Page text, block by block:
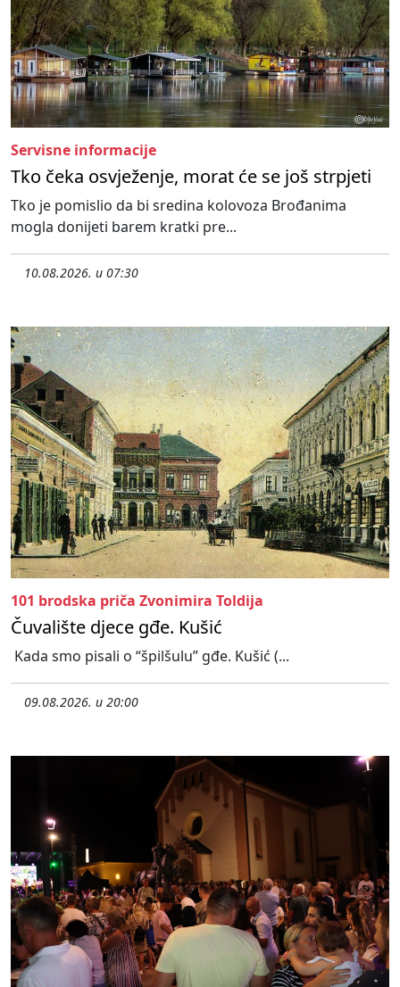
Servisne informacije
Tko čeka osvježenje, morat će se još strpjeti
Tko je pomislio da bi sredina kolovoza Brođanima
mogla donijeti barem kratki pre...
10.08.2026. u 07:30
101 brodska priča Zvonimira Toldija
Čuvalište djece gđe. Kušić
Kada smo pisali o “špilšulu” gđe. Kušić (...
09.08.2026. u 20:00